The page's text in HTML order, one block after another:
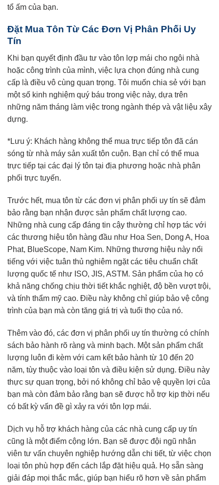
tổ ấm của bạn.
Đặt Mua Tôn Từ Các Đơn Vị Phân Phối Uy
Tín
Khi bạn quyết định đầu tư vào tôn lợp mái cho ngôi nhà
hoặc công trình của mình, việc lựa chọn đúng nhà cung
cấp là điều vô cùng quan trọng. Tôi muốn chia sẻ với bạn
một số kinh nghiệm quý báu trong việc này, dựa trên
những năm tháng làm việc trong ngành thép và vật liệu xây
dựng.
*Lưu ý: Khách hàng không thể mua trực tiếp tôn đã cán
sóng từ nhà máy sản xuất tôn cuộn. Bạn chỉ có thể mua
trực tiếp tại các đại lý tôn tại địa phương hoặc nhà phân
phối trực tuyến.
Trước hết, mua tôn từ các đơn vị phân phối uy tín sẽ đảm
bảo rằng bạn nhận được sản phẩm chất lượng cao.
Những nhà cung cấp đáng tin cậy thường chỉ hợp tác với
các thương hiệu tôn hàng đầu như Hoa Sen, Dong A, Hoa
Phat, BlueScope, Nam Kim. Những thương hiệu này nổi
tiếng với việc tuân thủ nghiêm ngặt các tiêu chuẩn chất
lượng quốc tế như ISO, JIS, ASTM. Sản phẩm của họ có
khả năng chống chịu thời tiết khắc nghiệt, độ bền vượt trội,
và tính thẩm mỹ cao. Điều này không chỉ giúp bảo vệ công
trình của bạn mà còn tăng giá trị và tuổi thọ của nó.
Thêm vào đó, các đơn vị phân phối uy tín thường có chính
sách bảo hành rõ ràng và minh bạch. Một sản phẩm chất
lượng luôn đi kèm với cam kết bảo hành từ 10 đến 20
năm, tùy thuộc vào loại tôn và điều kiện sử dụng. Điều này
thực sự quan trọng, bởi nó không chỉ bảo vệ quyền lợi của
bạn mà còn đảm bảo rằng bạn sẽ được hỗ trợ kịp thời nếu
có bất kỳ vấn đề gì xảy ra với tôn lợp mái.
Dịch vụ hỗ trợ khách hàng của các nhà cung cấp uy tín
cũng là một điểm cộng lớn. Bạn sẽ được đội ngũ nhân
viên tư vấn chuyên nghiệp hướng dẫn chi tiết, từ việc chọn
loại tôn phù hợp đến cách lắp đặt hiệu quả. Họ sẵn sàng
giải đáp mọi thắc mắc, giúp bạn hiểu rõ hơn về sản phẩm